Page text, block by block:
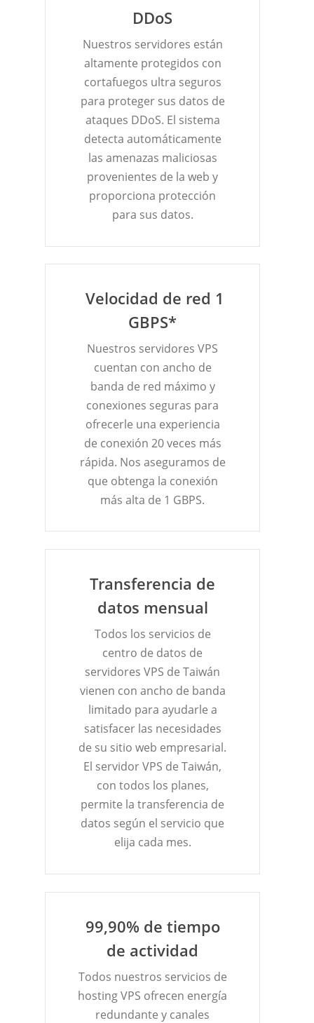
DDoS
Nuestros servidores están
altamente protegidos con
cortafuegos ultra seguros
para proteger sus datos de
ataques DDoS. El sistema
detecta automáticamente
las amenazas maliciosas
provenientes de la web y
proporciona protección
para sus datos.
Velocidad de red 1
GBPS*
Nuestros servidores VPS
cuentan con ancho de
banda de red máximo y
conexiones seguras para
ofrecerle una experiencia
de conexión 20 veces más
rápida. Nos aseguramos de
que obtenga la conexión
más alta de 1 GBPS.
Transferencia de
datos mensual
Todos los servicios de
centro de datos de
servidores VPS de Taiwán
vienen con ancho de banda
limitado para ayudarle a
satisfacer las necesidades
de su sitio web empresarial.
El servidor VPS de Taiwán,
con todos los planes,
permite la transferencia de
datos según el servicio que
elija cada mes.
99,90% de tiempo
de actividad
Todos nuestros servicios de
hosting VPS ofrecen energía
redundante y canales